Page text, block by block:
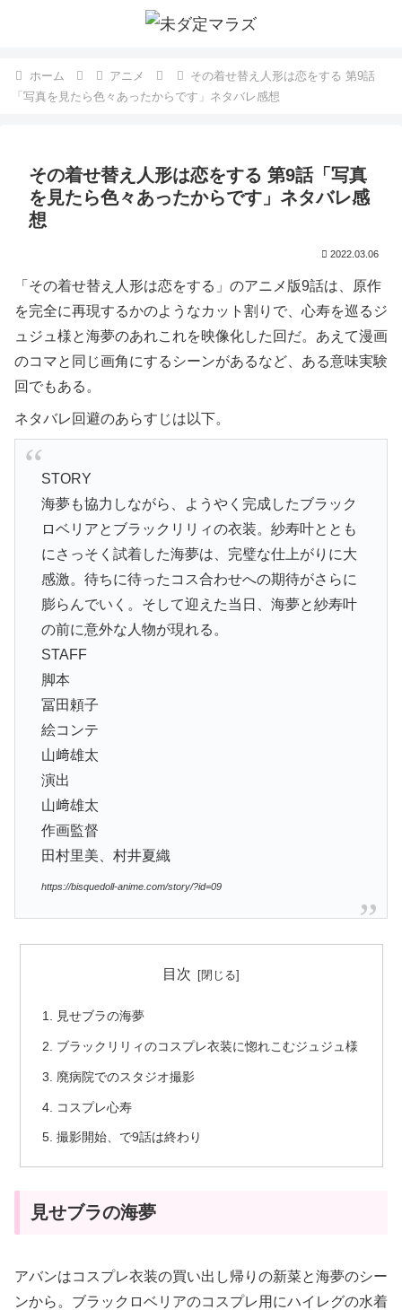
ホーム アニメ
その着せ替え人形は恋をする 第9話
「写真を見たら色々あったからです」ネタバレ感想
その着せ替え人形は恋をする 第9話「写真
を見たら色々あったからです」ネタバレ感
想
2022.03.06
「その着せ替え人形は恋をする」のアニメ版9話は、原作
を完全に再現するかのようなカット割りで、心寿を巡るジ
ュジュ様と海夢のあれこれを映像化した回だ。あえて漫画
のコマと同じ画角にするシーンがあるなど、ある意味実験
回でもある。
ネタバレ回避のあらすじは以下。
STORY
海夢も協力しながら、ようやく完成したブラック
ロベリアとブラックリリィの衣装。紗寿叶ととも
にさっそく試着した海夢は、完璧な仕上がりに大
感激。待ちに待ったコス合わせへの期待がさらに
膨らんでいく。そして迎えた当日、海夢と紗寿叶
の前に意外な人物が現れる。
STAFF
脚本
冨田頼子
絵コンテ
山﨑雄太
演出
山﨑雄太
作画監督
田村里美、村井夏織
https://bisquedoll-anime.com/story/?id=09
目次
見せブラの海夢
ブラックリリィのコスプレ衣装に惚れこむジュジュ様
廃病院でのスタジオ撮影
コスプレ心寿
撮影開始、で9話は終わり
見せブラの海夢
アバンはコスプレ衣装の買い出し帰りの新菜と海夢のシー
ンから。ブラックロベリアのコスプレ用にハイレグの水着